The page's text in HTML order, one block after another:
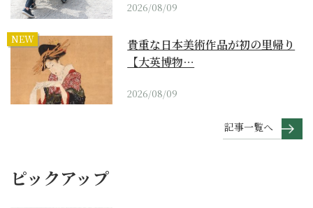
2026/08/09
NEW
貴重な日本美術作品が初の里帰り
【大英博物…
2026/08/09
記事一覧へ
ピックアップ